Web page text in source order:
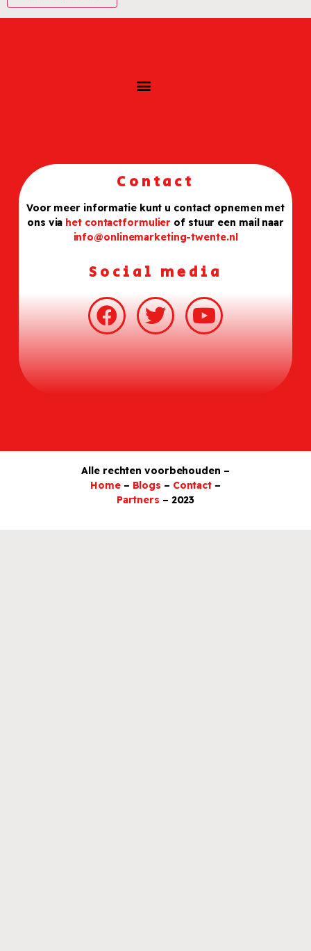
Contact
Voor meer informatie kunt u contact opnemen met
ons via het contactformulier of stuur een mail naar
info@onlinemarketing-twente.nl
Social media
Alle rechten voorbehouden –
Home– Blogs – Contact –
Partners – 2023